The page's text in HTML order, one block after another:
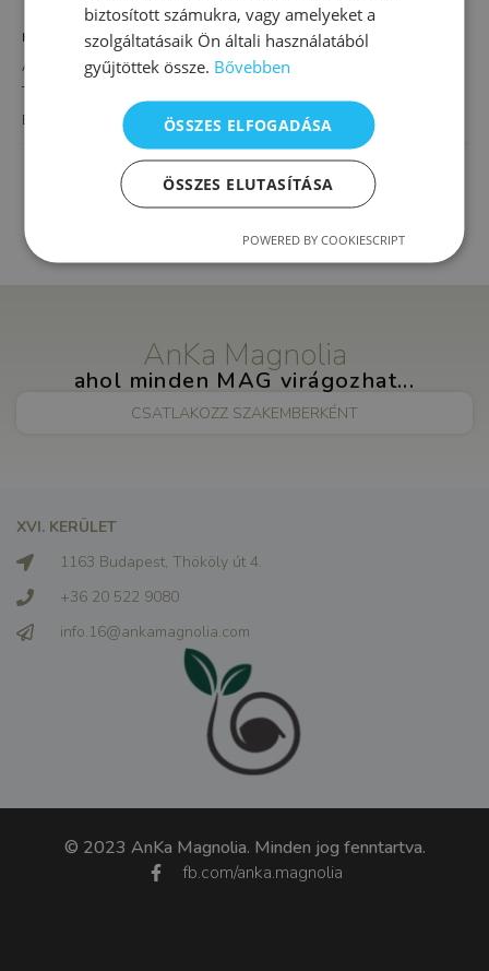
HELYSZÍN
AnKa Magnolia XVI.
Thököly út 4.
Budapest
Magyarország + Google Térkép
Iskolaérettségi vizsgálat
Integrál pszichológiai, önismereti
AnKa Magnolia
ahol minden MAG virágozhat...
CSATLAKOZZ SZAKEMBERKÉNT
XVI. KERÜLET
1163 Budapest, Thököly út 4.
+36 20 522 9080
info.16@ankamagnolia.com
© 2023 AnKa Magnolia. Minden jog fenntartva.
fb.com/anka.magnolia
biztosított számukra, vagy amelyeket a
szolgáltatásaik Ön általi használatából
gyűjtöttek össze. Bővebben
ÖSSZES ELFOGADÁSA
ÖSSZES ELUTASÍTÁSA
POWERED BY COOKIESCRIPT